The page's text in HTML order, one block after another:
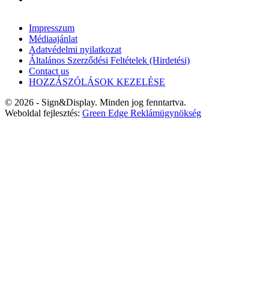
Impresszum
Médiaajánlat
Adatvédelmi nyilatkozat
Általános Szerződési Feltételek (Hirdetési)
Contact us
HOZZÁSZÓLÁSOK KEZELÉSE
© 2026 - Sign&Display. Minden jog fenntartva.
Weboldal fejlesztés: Green Edge Reklámügynökség